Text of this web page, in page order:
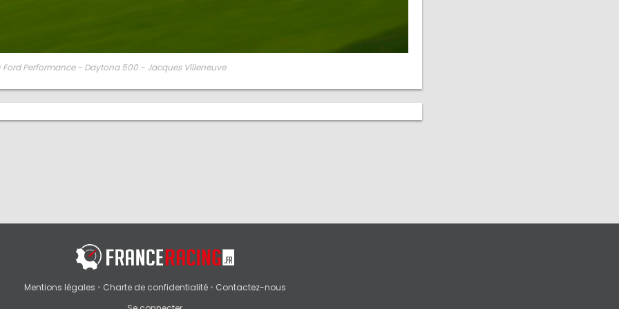
Ford Performance - Daytona 500 - Jacques Villeneuve
Mentions légales • Charte de confidentialité• Contactez-nous